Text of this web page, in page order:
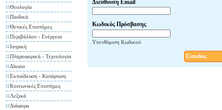
Θεολογία
Παιδικά
Θετικές Επιστήμες
Περιβάλλον - Ενέργεια
Ιατρική
Πληροφορική - Τεχνολογία
Δίκαιο
Εκπαίδευση - Κατάρτιση
Κοινωνικές Επιστήμες
Λεξικά
Διάφορα
Διεύθυνση Email
Κωδικός Πρόσβασης
Υπενθύμιση Κωδικού
Είσοδος